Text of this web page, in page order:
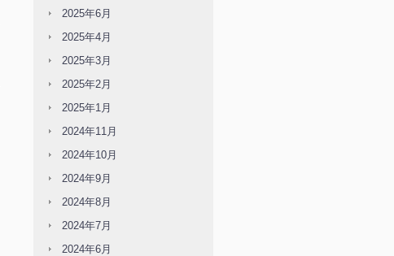
2025年6月
2025年4月
2025年3月
2025年2月
2025年1月
2024年11月
2024年10月
2024年9月
2024年8月
2024年7月
2024年6月